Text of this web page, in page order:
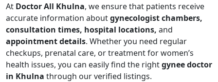
At Doctor All Khulna, we ensure that patients receive
accurate information aboutgynecologist chambers,
consultation times, hospital locations, and
appointment details. Whether you need regular
checkups, prenatal care, or treatment for women’s
health issues, you can easily find the rightgynee doctor
in Khulna through our verified listings.